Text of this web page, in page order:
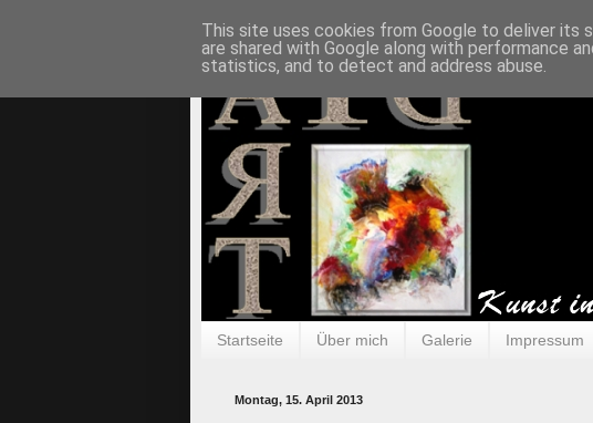
Startseite Über mich Galerie Impressum
Montag, 15. April 2013
This site uses cookies from Google to deliver its
are shared with Google along with performance
statistics, and to detect and address abuse.